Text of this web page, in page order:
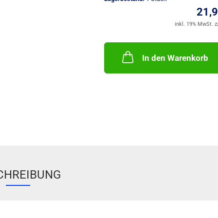
inkl. 19% MwSt.
In den Warenkorb